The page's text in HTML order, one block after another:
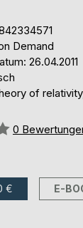
Demand
26.04.2011
of
0
€ E-